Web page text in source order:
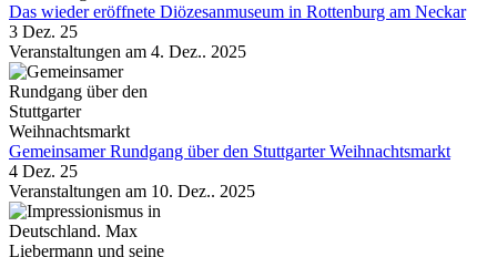
Das wieder eröffnete Diözesanmuseum in Rottenburg am Neckar
3 Dez. 25
Veranstaltungen am 4. Dez.. 2025
Gemeinsamer Rundgang über den Stuttgarter Weihnachtsmarkt
4 Dez. 25
Veranstaltungen am 10. Dez.. 2025